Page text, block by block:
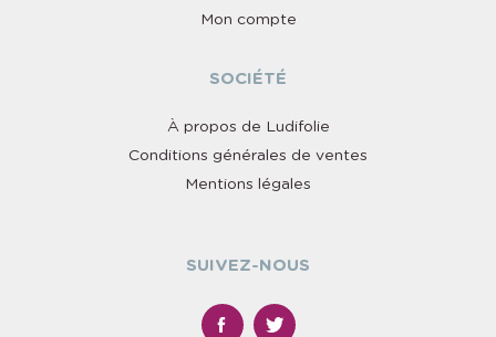
Mon compte
SOCIÉTÉ
À propos de Ludifolie
Conditions générales de ventes
Mentions légales
SUIVEZ-NOUS